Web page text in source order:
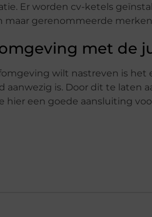
Er worden cv-ketels
maar gerenommeerde
met de
wilt nastreven is het
aanwezig is. Door dit te laten
hier een goede aansluiting